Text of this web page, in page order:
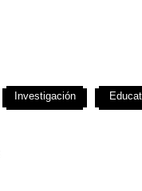
Investigación